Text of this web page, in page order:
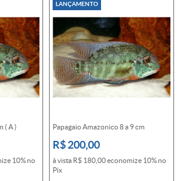
( A )
10% no
LANÇAMENTO
Papagaio Amazonico 8 a 9 cm
R$ 200,00
à vista R$ 180,00economize 10% no
Pix